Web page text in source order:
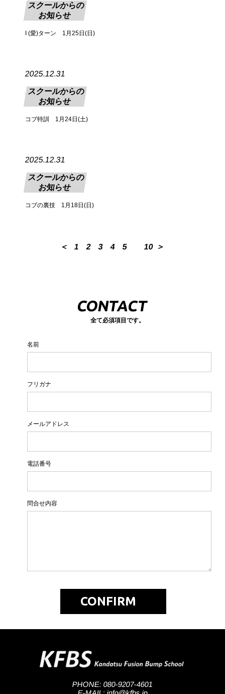
スクールからの
お知らせ
I (愛)ターン 1月25日(日)
2025.12.31
スクールからの
お知らせ
コブ特訓 1月24日(土)
2025.12.31
スクールからの
お知らせ
コブの裏技 1月18日(日)
＜ 1 2 3 4 5 10 ＞
CONTACT
全て必須項目です。
名前
フリガナ
メールアドレス
電話番号
問合せ内容
PHONE: 080-9207-4601